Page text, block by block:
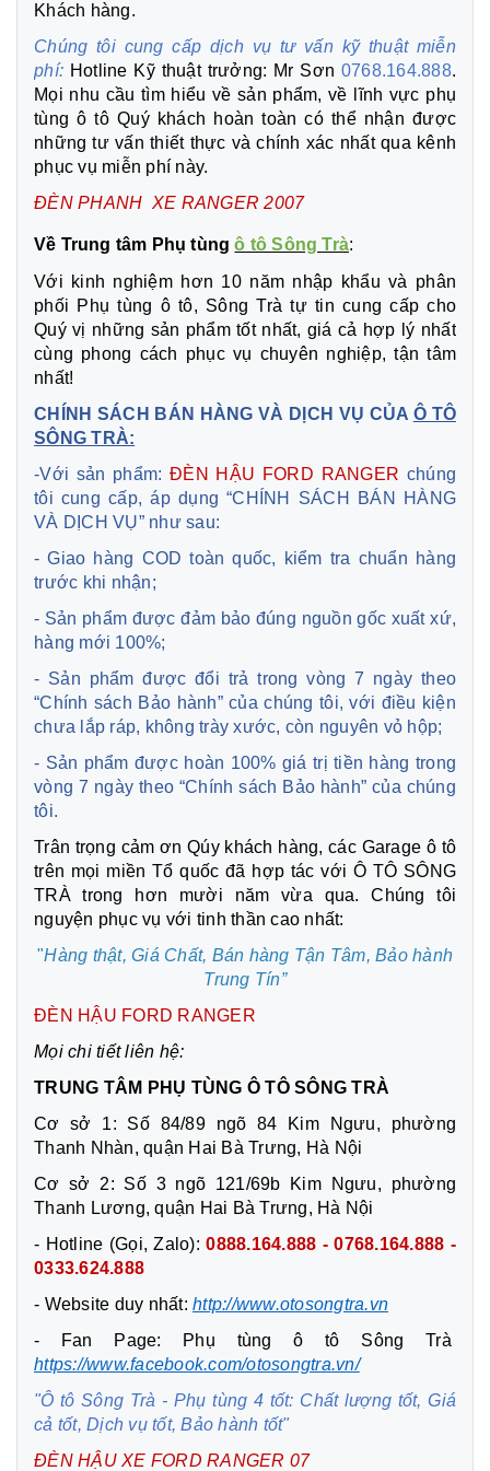
Khách hàng.
Chúng tôi cung cấp dịch vụ tư vấn kỹ thuật miễn
phí: Hotline Kỹ thuật trưởng: Mr Sơn 0768.164.888.
Mọi nhu cầu tìm hiểu về sản phẩm, về lĩnh vực phụ
tùng ô tô Quý khách hoàn toàn có thể nhận được
những tư vấn thiết thực và chính xác nhất qua kênh
phục vụ miễn phí này.
ĐÈN PHANH XE RANGER 2007
Về Trung tâm Phụ tùngô tô Sông Trà:
Với kinh nghiệm hơn 10 năm nhập khẩu và phân
phối Phụ tùng ô tô, Sông Trà tự tin cung cấp cho
Quý vị những sản phẩm tốt nhất, giá cả hợp lý nhất
cùng phong cách phục vụ chuyên nghiệp, tận tâm
nhất!
CHÍNH SÁCH BÁN HÀNG VÀ DỊCH VỤ CỦA Ô TÔ
SÔNG TRÀ:
-Với sản phẩm:ĐÈN HẬU FORD RANGER chúng
tôi cung cấp, áp dụng “CHÍNH SÁCH BÁN HÀNG
VÀ DỊCH VỤ” như sau:
- Giao hàng COD toàn quốc, kiểm tra chuẩn hàng
trước khi nhận;
- Sản phẩm được đảm bảo đúng nguồn gốc xuất xứ,
hàng mới 100%;
- Sản phẩm được đổi trả trong vòng 7 ngày theo
“Chính sách Bảo hành” của chúng tôi, với điều kiện
chưa lắp ráp, không trày xước, còn nguyên vỏ hộp;
- Sản phẩm được hoàn 100% giá trị tiền hàng trong
vòng 7 ngày theo “Chính sách Bảo hành” của chúng
tôi.
Trân trọng cảm ơn Qúy khách hàng, các Garage ô tô
trên mọi miền Tổ quốc đã hợp tác với Ô TÔ SÔNG
TRÀ trong hơn mười năm vừa qua. Chúng tôi
nguyện phục vụ với tinh thần cao nhất:
"Hàng thật, Giá Chất, Bán hàng Tận Tâm, Bảo hành
Trung Tín”
ĐÈN HẬU FORD RANGER
Mọi chi tiết liên hệ:
TRUNG TÂM PHỤ TÙNG Ô TÔ SÔNG TRÀ
Cơ sở 1: Số 84/89 ngõ 84 Kim Ngưu, phường
Thanh Nhàn, quận Hai Bà Trưng, Hà Nội
Cơ sở 2: Số 3 ngõ 121/69b Kim Ngưu, phường
Thanh Lương, quận Hai Bà Trưng, Hà Nội
- Hotline (Gọi, Zalo):0888.164.888 - 0768.164.888 -
0333.624.888
- Website duy nhất: http://www.otosongtra.vn
- Fan Page: Phụ tùng ô tô Sông Trà
https://www.facebook.com/otosongtra.vn/
"Ô tô Sông Trà - Phụ tùng 4 tốt: Chất lượng tốt, Giá
cả tốt, Dịch vụ tốt, Bảo hành tốt"
ĐÈN HẬU XE FORD RANGER 07